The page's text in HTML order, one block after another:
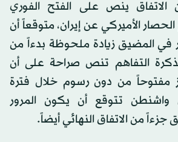
الاتفاق ينص على الفتح الفوري
الأميركي عن إيران، متوقعاً أن
في المضيق زيادة ملحوظة بدءاً من
التفاهم تنص صراحة على أن
من دون رسوم خلال فترة
واشنطن تتوقع أن يكون المرور
من الاتفاق النهائي أيضاً.